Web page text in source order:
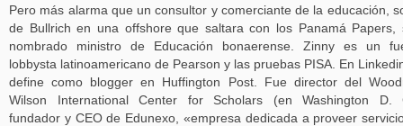
Pero más alarma que un consultor y comerciante de la educación,
de Bullrich en una offshore que saltara con los Panamá Papers,
nombrado ministro de Educación bonaerense. Zinny es un
lobbysta latinoamericano de Pearson y las pruebas PISA. En
define como blogger en Huffington Post. Fue director del
Wilson International Center for Scholars (en Washington D.
fundador y CEO de Edunexo, «empresa dedicada a proveer